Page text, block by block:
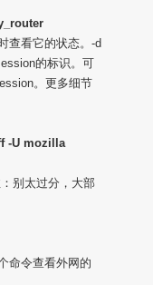
查看它的状态。-d
的标识。可
。更多细节
-U mozilla
别太过分，大部
命令查看外网的